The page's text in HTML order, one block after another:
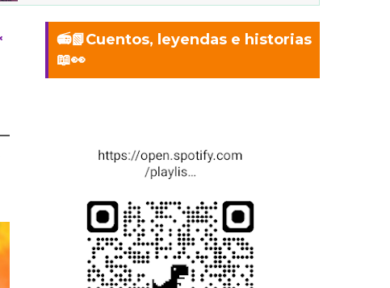
📻📗Cuentos, leyendas e historias
📖👀